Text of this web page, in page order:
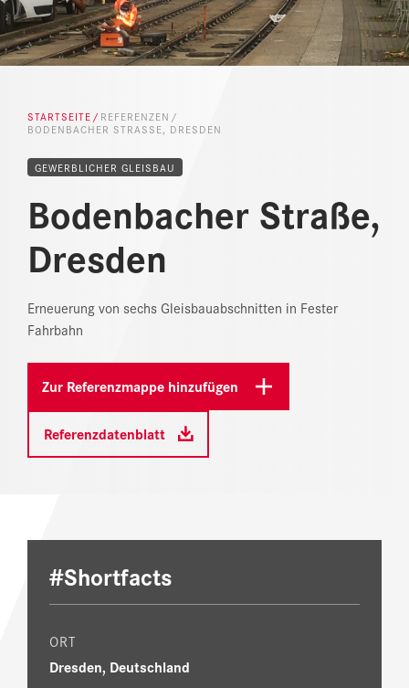
REFERENZEN
NEWS
Digital Rail Services
STARTSEITE REFERENZEN
BODENBACHER STRASSE, DRESDEN
GEWERBLICHER GLEISBAU
Bodenbacher Straße,
Dresden
Erneuerung von sechs Gleisbauabschnitten in Fester
Fahrbahn
Zur Referenzmappe hinzufügen
Referenzdatenblatt
#Shortfacts
ORT
Dresden, Deutschland